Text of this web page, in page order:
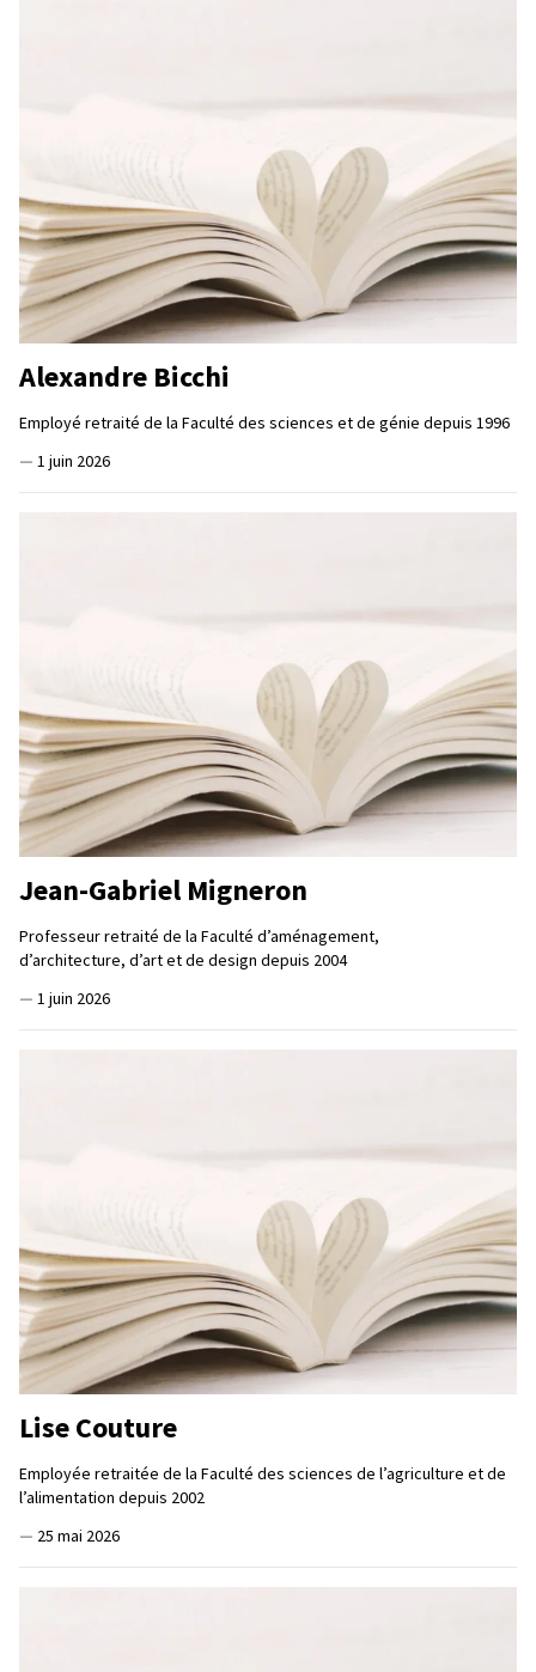
Alexandre Bicchi
Employé retraité de la Faculté des sciences et de génie depuis 1996
— 1 juin 2026
Jean-Gabriel Migneron
Professeur retraité de la Faculté d’aménagement,
d’architecture, d’art et de design depuis 2004
— 1 juin 2026
Lise Couture
Employée retraitée de la Faculté des sciences de l’agriculture et de
l’alimentation depuis 2002
— 25 mai 2026